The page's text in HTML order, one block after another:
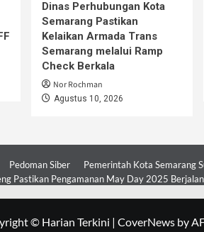
Dinas Perhubungan Kota
Semarang Pastikan
Kelaikan Armada Trans
Semarang melalui Ramp
Check Berkala
Nor Rochman
Agustus 10, 2026
Pedoman Siber
Pemerintah Kota Semarang
Pastikan Pengamanan May Day 2025
© Harian Terkini | CoverNewsby